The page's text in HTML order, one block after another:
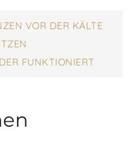
VOR DER KÄLTE
FUNKTIONIERT